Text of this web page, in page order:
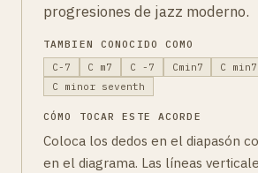
progresiones de jazz moderno.
TAMBIEN CONOCIDO COMO
C-7
C m7 C -7 Cmin7 C min7
C minor seventh
CÓMO TOCAR ESTE ACORDE
Coloca los dedos en el diapasón
en el diagrama. Las líneas